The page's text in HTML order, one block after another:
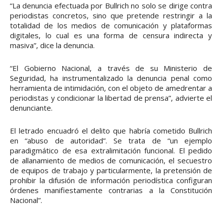
“La denuncia efectuada por Bullrich no solo se dirige contra
periodistas concretos, sino que pretende restringir a la
totalidad de los medios de comunicación y plataformas
digitales, lo cual es una forma de censura indirecta y
masiva”, dice la denuncia.
“El Gobierno Nacional, a través de su Ministerio de
Seguridad, ha instrumentalizado la denuncia penal como
herramienta de intimidación, con el objeto de amedrentar a
periodistas y condicionar la libertad de prensa”, advierte el
denunciante.
El letrado encuadró el delito que habría cometido Bullrich
en “abuso de autoridad”. Se trata de “un ejemplo
paradigmático de esa extralimitación funcional. El pedido
de allanamiento de medios de comunicación, el secuestro
de equipos de trabajo y particularmente, la pretensión de
prohibir la difusión de información periodística configuran
órdenes manifiestamente contrarias a la Constitución
Nacional”.